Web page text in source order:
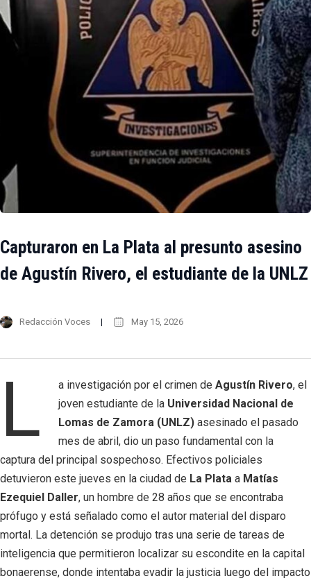
Capturaron en La Plata al presunto asesino
de Agustín Rivero, el estudiante de la UNLZ
Redacción Voces May 15, 2026
L a investigación por el crimen de Agustín Rivero, el
joven estudiante de la Universidad Nacional de
Lomas de Zamora (UNLZ) asesinado el pasado
mes de abril, dio un paso fundamental con la
captura del principal sospechoso. Efectivos policiales
detuvieron este jueves en la ciudad de La Plata a Matías
Ezequiel Daller, un hombre de 28 años que se encontraba
prófugo y está señalado como el autor material del disparo
mortal. La detención se produjo tras una serie de tareas de
inteligencia que permitieron localizar su escondite en la capital
bonaerense, donde intentaba evadir la justicia luego del impacto